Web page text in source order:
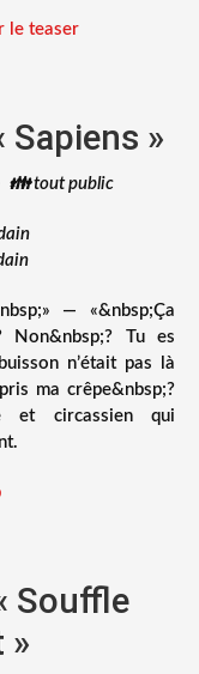
le teaser
Sapiens »
👪 tout public
— «&nbsp;Ça
Non&nbsp;? Tu es
n’était pas là
ma crêpe&nbsp;?
et circassien qui
Souffle
»